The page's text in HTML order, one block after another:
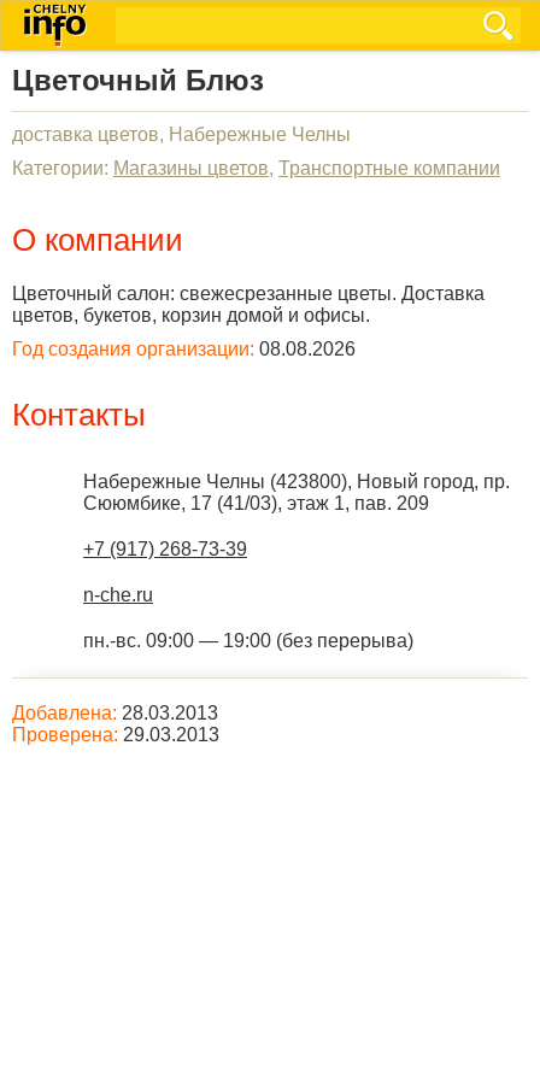
Цветочный Блюз
доставка цветов, Набережные Челны
Категории: Магазины цветов, Транспортные компании
О компании
Цветочный салон: свежесрезанные цветы. Доставка
цветов, букетов, корзин домой и офисы.
Год создания организации: 08.08.2026
Контакты
Набережные Челны (423800), Новый город, пр.
Сююмбике, 17 (41/03), этаж 1, пав. 209
+7 (917) 268-73-39
n-che.ru
пн.-вс. 09:00 — 19:00 (без перерыва)
Добавлена: 28.03.2013
Проверена: 29.03.2013